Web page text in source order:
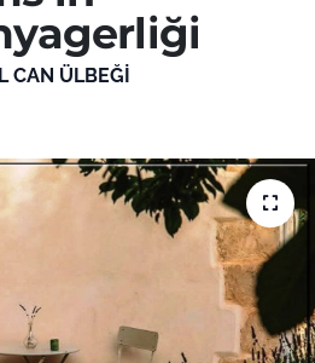
CAN ÜLBEĞI